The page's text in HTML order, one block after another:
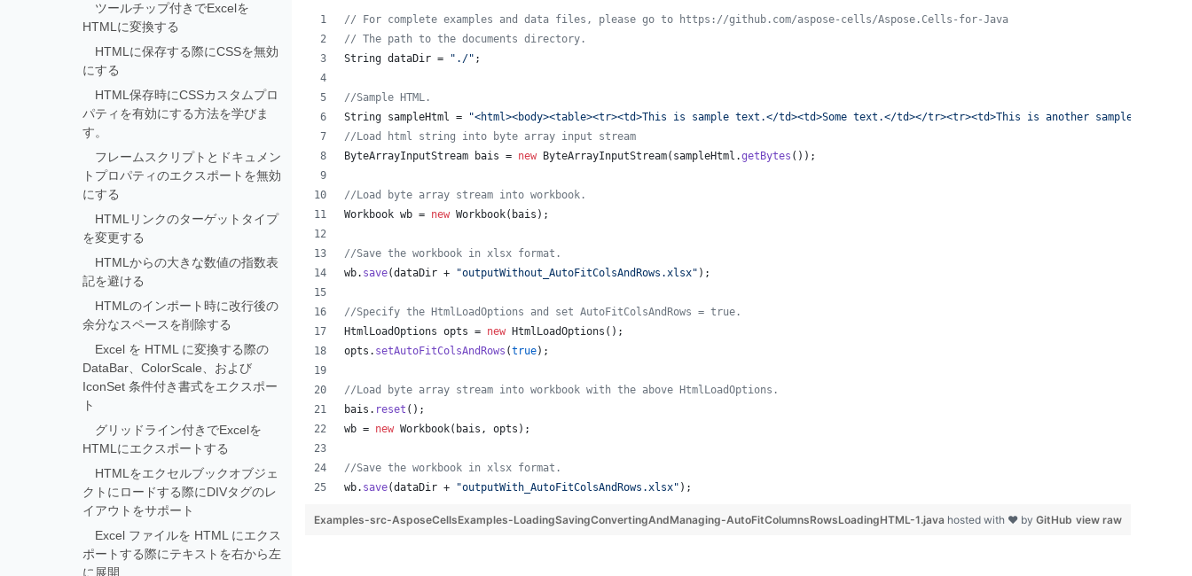
ツールチップ付きでExcelを
HTMLに変換する
HTMLに保存する際にCSSを無効
にする
HTML保存時にCSSカスタムプロ
パティを有効にする方法を学びま
す。
フレームスクリプトとドキュメン
トプロパティのエクスポートを無効
にする
HTMLリンクのターゲットタイプ
を変更する
HTMLからの大きな数値の指数表
記を避ける
HTMLのインポート時に改行後の
余分なスペースを削除する
Excel を HTML に変換する際の
DataBar、ColorScale、および
IconSet 条件付き書式をエクスポー
ト
グリッドライン付きでExcelを
HTMLにエクスポートする
HTMLをエクセルブックオブジェ
クトにロードする際にDIVタグのレ
イアウトをサポート
Excel ファイルを HTML にエクス
ポートする際にテキストを右から左
に展開
// For complete examples and data files, please go to https://github.com/aspose-cells/Aspose.Cells-for-Java
// The path to the documents directory.
String dataDir = "./" ;
//Sample HTML.
String
sampleHtml =
"<html><body><table><tr><td>This is sample text.</td><td>Some text.</td></tr><tr><td>This is another sample text.</
//Load html string into byte array input stream
ByteArrayInputStream
bais = new ByteArrayInputStream( sampleHtml .getBytes ());
//Load byte array stream into workbook.
Workbook wb = new Workbook( bais );
//Save the workbook in xlsx format.
wb. save(dataDir + "outputWithout_AutoFitColsAndRows.xlsx" );
//Specify the HtmlLoadOptions and set AutoFitColsAndRows = true.
HtmlLoadOptions opts = new HtmlLoadOptions ();
opts . setAutoFitColsAndRows (true);
//Load byte array stream into workbook with the above HtmlLoadOptions.
bais . reset ();
wb = new Workbook( bais , opts );
//Save the workbook in xlsx format.
wb. save(dataDir + "outputWith_AutoFitColsAndRows.xlsx" );
view raw
Examples-src-AsposeCellsExamples-LoadingSavingConvertingAndManaging-AutoFitColumnsRowsLoadingHTML-1.java hosted with ❤ by GitHub